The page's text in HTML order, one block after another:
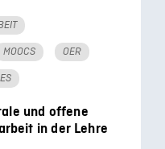
MOOCS OER
und offene
in der Lehre